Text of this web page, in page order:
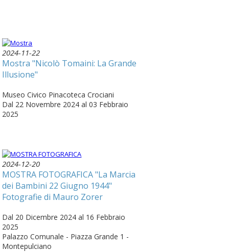
2024-11-22
Mostra "Nicolò Tomaini: La Grande
Illusione"
Museo Civico Pinacoteca Crociani
Dal 22 Novembre 2024 al 03 Febbraio
2025
2024-12-20
MOSTRA FOTOGRAFICA "La Marcia
dei Bambini 22 Giugno 1944"
Fotografie di Mauro Zorer
Dal 20 Dicembre 2024 al 16 Febbraio
2025
Palazzo Comunale - Piazza Grande 1 -
Montepulciano